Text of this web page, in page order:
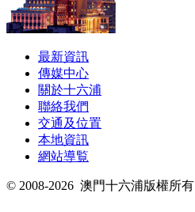
最新資訊
傳媒中心
關於十六浦
聯絡我們
交通及位置
本地資訊
網站導覧
© 2008-2026 澳門十六浦版權所有